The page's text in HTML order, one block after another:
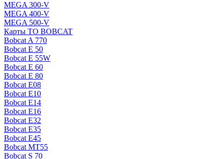
MEGA 300-V
MEGA 400-V
MEGA 500-V
Карты ТО BOBCAT
Bobcat A 770
Bobcat E 50
Bobcat E 55W
Bobcat E 60
Bobcat E 80
Bobcat E08
Bobcat E10
Bobcat E14
Bobcat E16
Bobcat E32
Bobcat E35
Bobcat E45
Bobcat MT55
Bobcat S 70